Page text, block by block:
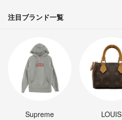
注目ブランド一覧
Supreme
LOUIS